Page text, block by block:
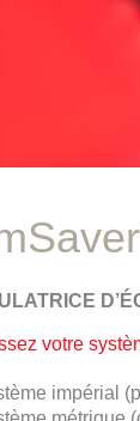
votre
impérial